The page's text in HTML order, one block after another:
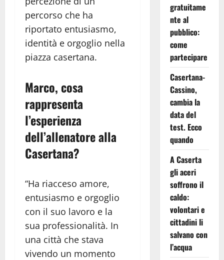
percorso che ha
riportato entusiasmo,
identità e orgoglio nella
piazza casertana.
Marco, cosa
rappresenta
l’esperienza
dell’allenatore alla
Casertana?
“Ha riacceso amore,
entusiasmo e orgoglio
con il suo lavoro e la
sua professionalità. In
una città che stava
vivendo un momento
gratuitame
nte al
pubblico:
come
partecipare
Casertana-
Cassino,
cambia la
data del
test. Ecco
quando
A Caserta
gli aceri
soffrono il
caldo:
volontari e
cittadini li
salvano con
l’acqua